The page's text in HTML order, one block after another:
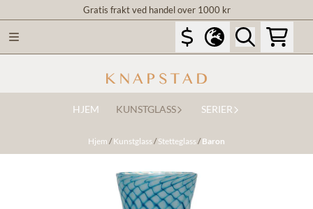
Gratis frakt ved handel over 1000 kr
HJEM KUNSTGLASS SERIER
Hjem /Kunstglass/Stetteglass/Baron